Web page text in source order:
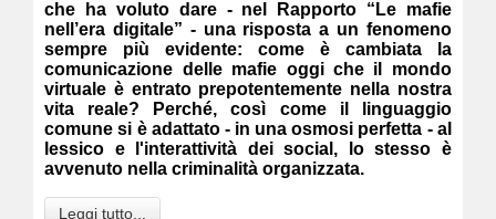
che ha voluto dare - nel Rapporto “Le mafie
nell’era digitale” - una risposta a un fenomeno
sempre più evidente: come è cambiata la
comunicazione delle mafie oggi che il mondo
virtuale è entrato prepotentemente nella nostra
vita reale? Perché, così come il linguaggio
comune si è adattato - in una osmosi perfetta - al
lessico e l'interattività dei social, lo stesso è
avvenuto nella criminalità organizzata.
Leggi tutto...